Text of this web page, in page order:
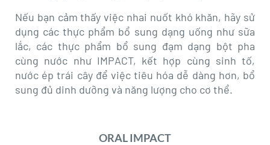
Nếu bạn cảm thấy việc nhai nuốt khó khăn, hãy sử
dụng các thực phẩm bổ sung dạng uống như sữa
lắc, các thực phẩm bổ sung đạm dạng bột pha
cùng nước như IMPACT, kết hợp cùng sinh tố,
nước ép trái cây để việc tiêu hóa dễ dàng hơn, bổ
sung đủ dinh dưỡng và năng lượng cho cơ thể.
ORAL IMPACT